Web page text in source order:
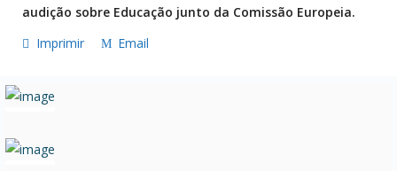
audição sobre Educação junto da Comissão Europeia.
Imprimir
Email